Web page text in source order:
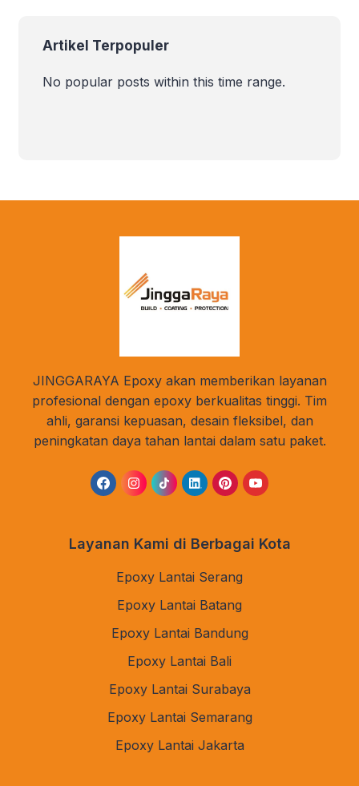
Artikel Terpopuler
No popular posts within this time range.
JINGGARAYA Epoxy akan memberikan layanan
profesional dengan epoxy berkualitas tinggi. Tim
ahli, garansi kepuasan, desain fleksibel, dan
peningkatan daya tahan lantai dalam satu paket.
Layanan Kami di Berbagai Kota
Epoxy Lantai Serang
Epoxy Lantai Batang
Epoxy Lantai Bandung
Epoxy Lantai Bali
Epoxy Lantai Surabaya
Epoxy Lantai Semarang
Epoxy Lantai Jakarta